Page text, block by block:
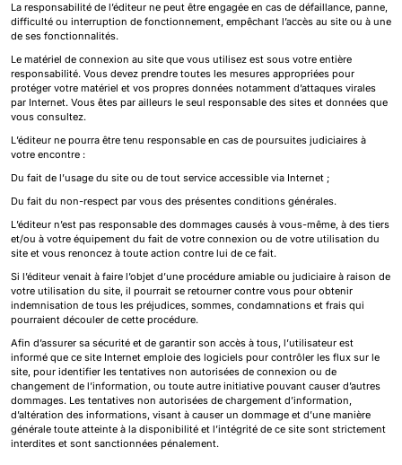
La responsabilité de l’éditeur ne peut être engagée en cas de défaillance, panne,
difficulté ou interruption de fonctionnement, empêchant l’accès au site ou à une
de ses fonctionnalités.
Le matériel de connexion au site que vous utilisez est sous votre entière
responsabilité. Vous devez prendre toutes les mesures appropriées pour
protéger votre matériel et vos propres données notamment d’attaques virales
par Internet. Vous êtes par ailleurs le seul responsable des sites et données que
vous consultez.
L’éditeur ne pourra être tenu responsable en cas de poursuites judiciaires à
votre encontre :
Du fait de l’usage du site ou de tout service accessible via Internet ;
Du fait du non-respect par vous des présentes conditions générales.
L’éditeur n’est pas responsable des dommages causés à vous-même, à des tiers
et/ou à votre équipement du fait de votre connexion ou de votre utilisation du
site et vous renoncez à toute action contre lui de ce fait.
Si l’éditeur venait à faire l’objet d’une procédure amiable ou judiciaire à raison de
votre utilisation du site, il pourrait se retourner contre vous pour obtenir
indemnisation de tous les préjudices, sommes, condamnations et frais qui
pourraient découler de cette procédure.
Afin d’assurer sa sécurité et de garantir son accès à tous, l’utilisateur est
informé que ce site Internet emploie des logiciels pour contrôler les flux sur le
site, pour identifier les tentatives non autorisées de connexion ou de
changement de l’information, ou toute autre initiative pouvant causer d’autres
dommages. Les tentatives non autorisées de chargement d’information,
d’altération des informations, visant à causer un dommage et d’une manière
générale toute atteinte à la disponibilité et l’intégrité de ce site sont strictement
interdites et sont sanctionnées pénalement.